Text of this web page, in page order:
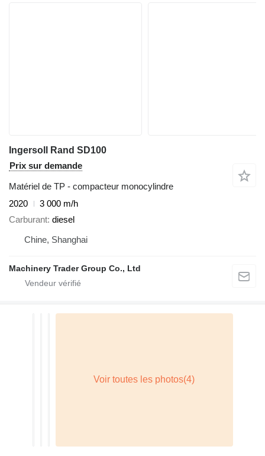
Ingersoll Rand SD100
Prix sur demande
Matériel de TP - compacteur monocylindre
2020
3 000 m/h
Carburant diesel
Chine, Shanghai
Machinery Trader Group Co., Ltd